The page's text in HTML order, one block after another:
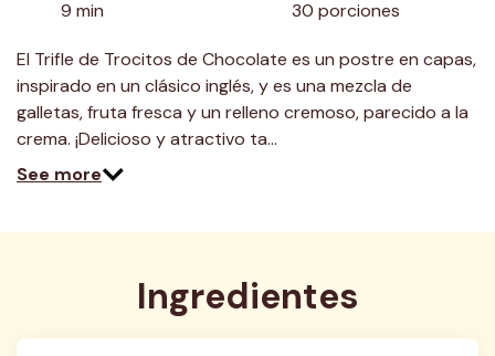
9 min
30 porciones
El Trifle de Trocitos de Chocolate es un postre en capas,
inspirado en un clásico inglés, y es una mezcla de
galletas, fruta fresca y un relleno cremoso, parecido a la
crema. ¡Delicioso y atractivo ta…
See more
Ingredientes